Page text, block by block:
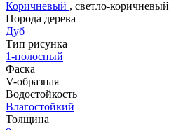
Коричневый , светло-коричневый
Порода дерева
Дуб
Тип рисунка
1-полосный
Фаска
V-образная
Водостойкость
Влагостойкий
Толщина